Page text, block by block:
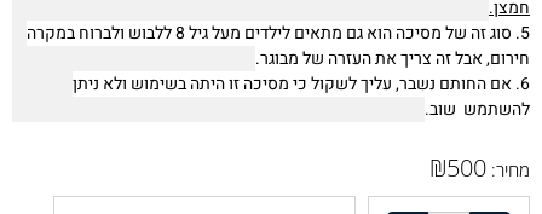
חמצן.
5. סוג זה של מסיכה הוא גם מתאים לילדים מעל גיל 8 ללבוש ולברוח במקרה
חירום, אבל זה צריך את העזרה של מבוגר.
6. אם החותם נשבר, עליך לשקול כי מסיכה זו היתה בשימוש ולא ניתן
להשתמש שוב.
מחיר: ₪500